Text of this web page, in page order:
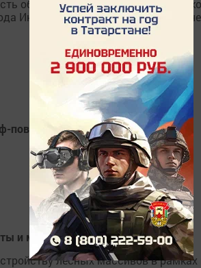
объединять людей: в
Иннополис, и исход игры никого
и модернизация
лесных массивов в рамках